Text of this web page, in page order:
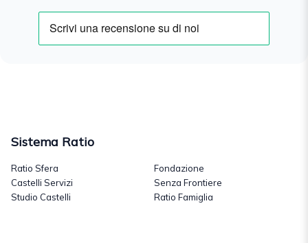
Sistema Ratio
Ratio Sfera
Castelli Servizi
Studio Castelli
Fondazione
Senza Frontiere
Ratio Famiglia